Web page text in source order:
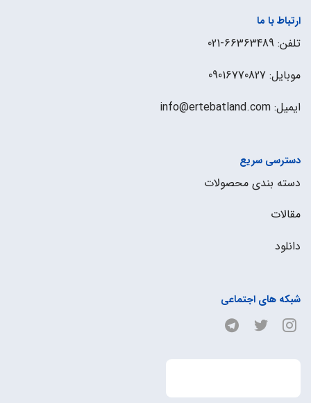
ارتباط با ما
تلفن: 66363489-021
موبایل: 09016770827
ایمیل: info@ertebatland.com
دسترسی سریع
دسته بندی محصولات
مقالات
دانلود
شبکه های اجتماعی